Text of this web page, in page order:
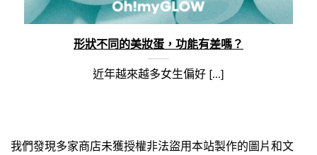
形狀不同的美妝蛋，功能有差嗎？
近年越來越多女生偏好 [...]
我們發現多家商店未獲授權非法盜用本站製作的圖片和文